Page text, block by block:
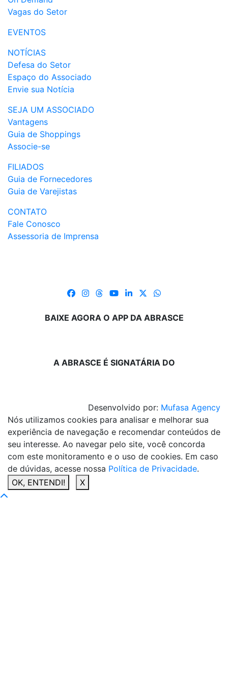
Vagas do Setor
EVENTOS
NOTÍCIAS
Defesa do Setor
Espaço do Associado
Envie sua Notícia
SEJA UM ASSOCIADO
Vantagens
Guia de Shoppings
Associe-se
FILIADOS
Guia de Fornecedores
Guia de Varejistas
CONTATO
Fale Conosco
Assessoria de Imprensa
BAIXE AGORA O APP DA ABRASCE
A ABRASCE É SIGNATÁRIA DO
Desenvolvido por: Mufasa Agency
Nós utilizamos cookies para analisar e melhorar sua
experiência de navegação e recomendar conteúdos de
seu interesse. Ao navegar pelo site, você concorda
com este monitoramento e o uso de cookies. Em caso
de dúvidas, acesse nossa Política de Privacidade.
OK, ENTENDI!
X